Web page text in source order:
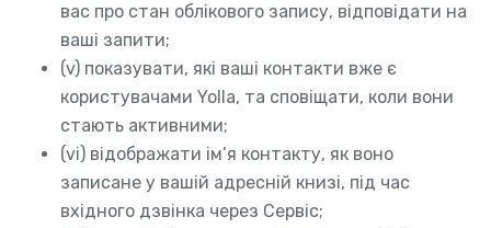
вас про стан облікового запису, відповідати на
ваші запити;
(v) показувати, які ваші контакти вже є
користувачами Yolla, та сповіщати, коли вони
стають активними;
(vi) відображати ім’я контакту, як воно
записане у вашій адресній книзі, під час
вхідного дзвінка через Сервіс;